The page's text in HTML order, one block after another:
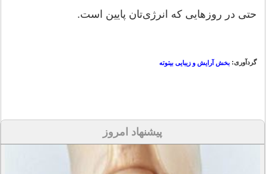
حتی در روزهایی که انرژی‌تان پایین است.
گردآوری: بخش آرایش و زیبایی بیتوته
پیشنهاد امروز